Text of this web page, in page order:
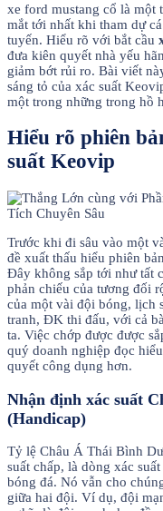
xe ford mustang cổ là một
mắt tới nhất khi tham dự
tuyến. Hiểu rõ với bắt cầu
đưa kiên quyết nhà yếu
giảm bớt rủi ro. Bài viết
sáng tỏ của xác suất
một trong những trong hồ
Hiểu rõ phiên
suất Keovip
Trước khi đi sâu vào một
đề xuất thấu hiểu phiên
Đây không sắp tới như tất
phản chiếu của tương đối
của một vài đội bóng, lịch
tranh, ĐK thi đấu, với cả
ta. Việc chớp được được
quý doanh nghiệp đọc
quyết công dụng hơn.
Nhận định xác suất
(Handicap)
Tỷ lệ Châu Á Thái Bình
suất chấp, là dòng xác
bóng đá. Nó vẫn cho
giữa hai đội. Ví dụ, đội